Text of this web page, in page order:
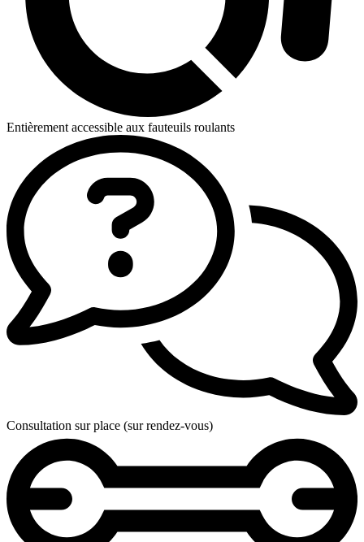
Entièrement accessible aux fauteuils roulants
Consultation sur place (sur rendez-vous)